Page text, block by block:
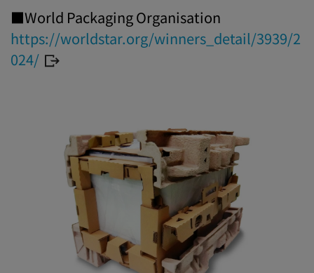
■World Packaging Organisation
https://worldstar.org/winners_detail/3939/2
024/